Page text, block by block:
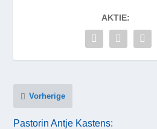
AKTIE:
Vorherige
Pastorin Antje Kastens: